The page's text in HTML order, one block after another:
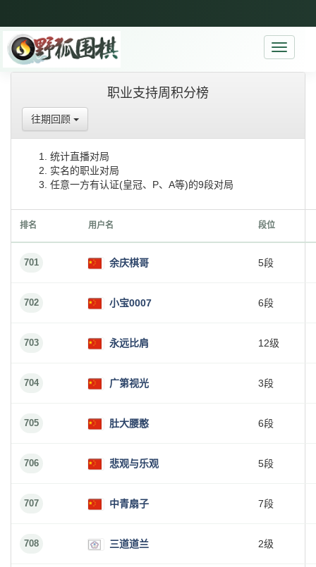
Toggle
职业支持周积分榜
往期回顾
统计直播对局
实名的职业对局
任意一方有认证(皇冠、P、A等)的9段对局
排名 用户名 段位
701 余庆棋哥 5段
702 小宝0007 6段
703 永远比肩 12级
704 广第视光 3段
705 肚大腰憨 6段
706 悲观与乐观 5段
707 中青扇子 7段
708 三道道兰 2级